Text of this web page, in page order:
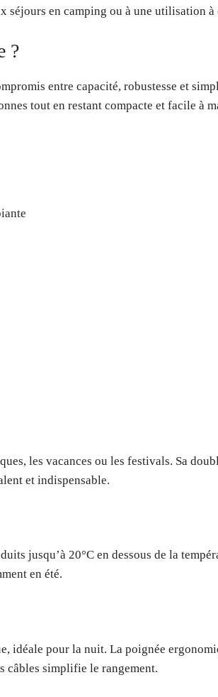
séjours en camping ou à une utilisation
?
entre capacité, robustesse et
tout en restant compacte et facile à
les vacances ou les festivals. Sa
et indispensable.
jusqu’à 20°C en dessous de la
en été.
idéale pour la nuit. La poignée
câbles simplifie le rangement.